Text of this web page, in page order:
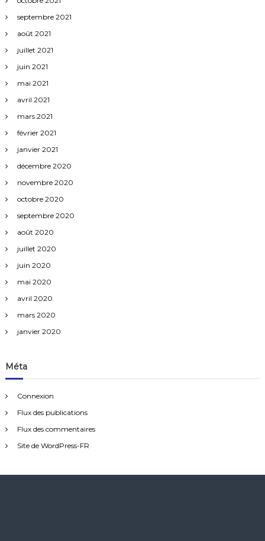
septembre 2021
août 2021
juillet 2021
juin 2021
mai 2021
avril 2021
mars 2021
février 2021
janvier 2021
décembre 2020
novembre 2020
octobre 2020
septembre 2020
août 2020
juillet 2020
juin 2020
mai 2020
avril 2020
mars 2020
janvier 2020
Méta
Connexion
Flux des publications
Flux des commentaires
Site de WordPress-FR